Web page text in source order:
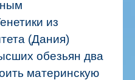
из
(Дания)
обезьян два
материнскую